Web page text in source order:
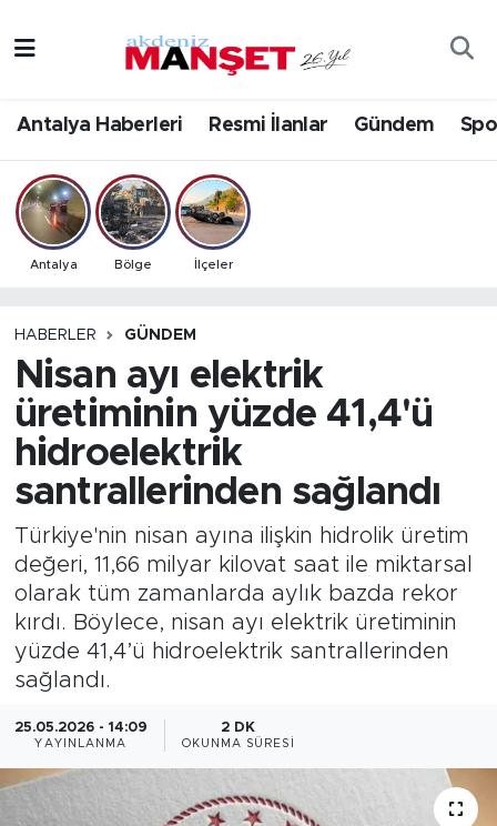
Antalya Haberleri Resmi İlanlar Gündem
Antalya Bölge İlçeler
HABERLER GÜNDEM
Nisan ayı elektrik
üretiminin yüzde 41,4'ü
hidroelektrik
santrallerinden sağlandı
Türkiye'nin nisan ayına ilişkin hidrolik üretim
değeri, 11,66 milyar kilovat saat ile miktarsal
olarak tüm zamanlarda aylık bazda rekor
kırdı. Böylece, nisan ayı elektrik üretiminin
yüzde 41,4’ü hidroelektrik santrallerinden
sağlandı.
25.05.2026 - 14:09
YAYINLANMA
2 DK
OKUNMA SÜRESI
Bilim & Teknoloji
Eğitim
Ekonomi
Gündem
İlçeler
Kültür- Sanat
Magazin
Özel Haber
Politika
Spor
Antalya Hava Durumu
Antalya Namaz Vakitleri
Antalya Trafik Yoğunluk Haritası
Tüm Manşetler
Son Dakika Haberleri
Haber Arşivi